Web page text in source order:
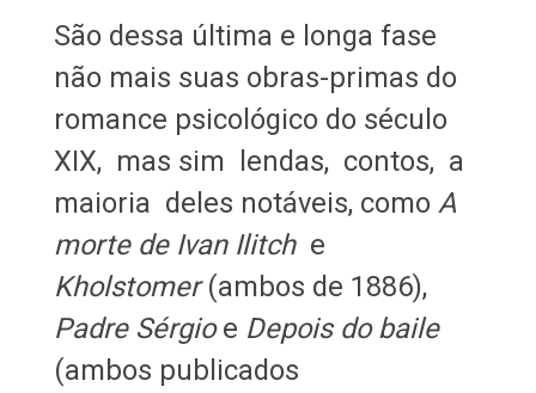
São dessa última e longa fase
não mais suas obras-primas do
romance psicológico do século
XIX, mas sim lendas, contos, a
maioria deles notáveis, como A
morte de Ivan Ilitche
Kholstomer(ambos de 1886),
Padre Sérgioe Depois do baile
(ambos publicados